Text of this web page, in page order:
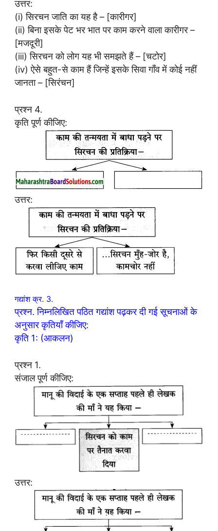
उत्तर:
(i) सिरचन जाति का यह है – [कारीगर]
(ii) बिना इसके पेट भर भात पर काम करने वाला कारीगर –
[मजदूरी]
(iii) सिरचन को लोग यह भी समझते हैं – [चटोर]
(iv) ऐसे बहुत-से काम हैं जिन्हें इसके सिवा गाँव में कोई नहीं
जानता – [सिरंचन]
प्रश्न 4.
कृति पूर्ण कीजिए:
उत्तर:
गद्यांश क्र. 3.
प्रश्न. निम्नलिखित पठित गद्यांश पढ़कर दी गई सूचनाओं के
अनुसार कृतियाँ कीजिए:
कृति 1: (आकलन)
प्रश्न 1.
संजाल पूर्ण कीजिए:
उत्तर: